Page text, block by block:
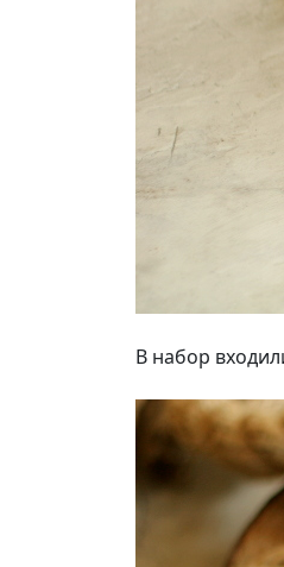
В набор